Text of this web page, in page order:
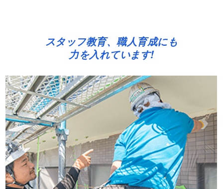
スタッフ教育、職人育成にも
力を入れています!